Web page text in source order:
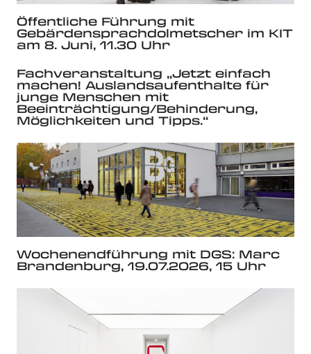
Öffentliche Führung mit
Gebärdensprachdolmetscher im KIT
am 8. Juni, 11.30 Uhr
Fachveranstaltung „Jetzt einfach
machen! Auslandsaufenthalte für
junge Menschen mit
Beeinträchtigung/Behinderung,
Möglichkeiten und Tipps.“
Wochenendführung mit DGS: Marc
Brandenburg, 19.07.2026, 15 Uhr